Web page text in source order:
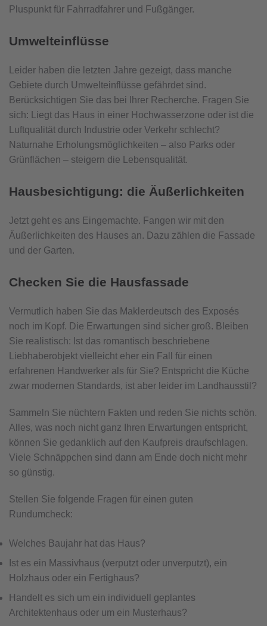
Pluspunkt für Fahrradfahrer und Fußgänger.
Umwelteinflüsse
Leider haben die letzten Jahre gezeigt, dass manche
Gebiete durch Umwelteinflüsse gefährdet sind.
Berücksichtigen Sie das bei Ihrer Recherche. Fragen Sie
sich: Liegt das Haus in einer Hochwasserzone oder ist die
Luftqualität durch Industrie oder Verkehr schlecht?
Naturnahe Erholungsmöglichkeiten – also Parks oder
Grünflächen – steigern die Lebensqualität.
Hausbesichtigung: die Äußerlichkeiten
Jetzt geht es ans Eingemachte. Fangen wir mit den
Äußerlichkeiten des Hauses an. Dazu zählen die Fassade
und der Garten.
Checken Sie die Hausfassade
Vermutlich haben Sie das Maklerdeutsch des Exposés
noch im Kopf. Die Erwartungen sind sicher groß. Bleiben
Sie realistisch: Ist das romantisch beschriebene
Liebhaberobjekt vielleicht eher ein Fall für einen
erfahrenen Handwerker als für Sie? Entspricht die Küche
zwar modernen Standards, ist aber leider im Landhausstil?
Sammeln Sie nüchtern Fakten und reden Sie nichts schön.
Alles, was noch nicht ganz Ihren Erwartungen entspricht,
können Sie gedanklich auf den Kaufpreis draufschlagen.
Viele Schnäppchen sind dann am Ende doch nicht mehr
so günstig.
Stellen Sie folgende Fragen für einen guten
Rundumcheck:
Welches Baujahr hat das Haus?
Ist es ein Massivhaus (verputzt oder unverputzt), ein
Holzhaus oder ein Fertighaus?
Handelt es sich um ein individuell geplantes
Architektenhaus oder um ein Musterhaus?